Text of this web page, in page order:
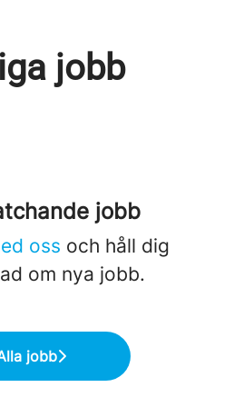
jobb
jobb
oss och håll dig
om nya jobb.
jobb